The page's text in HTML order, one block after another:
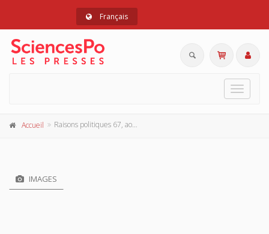
Français
Toggle
Accueil Raisons politiques 67, août 2017
IMAGES